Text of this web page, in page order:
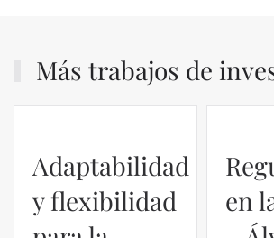
Más trabajos de
Adaptabilidad
y flexibilidad
en